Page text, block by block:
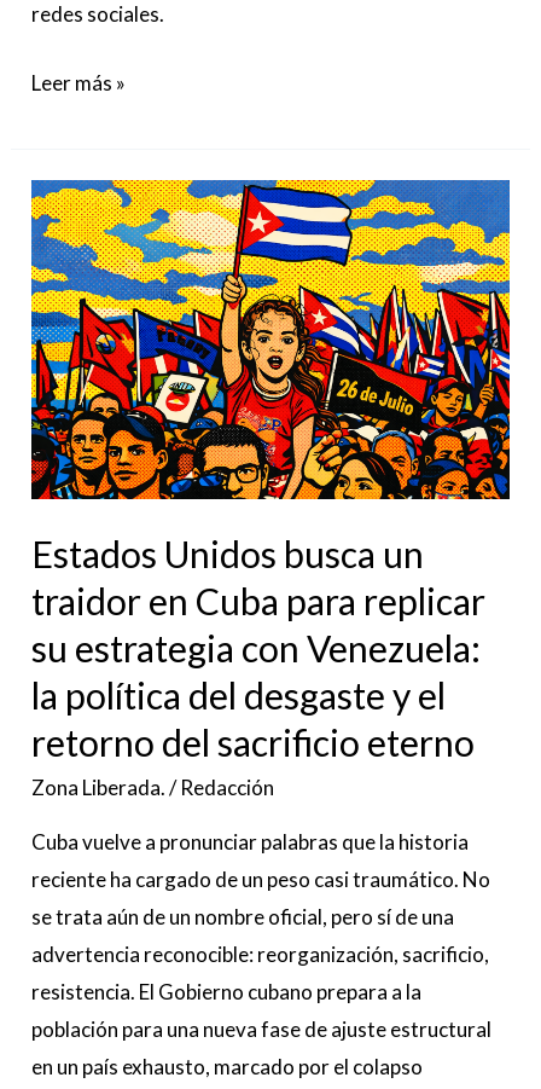
redes sociales.
Leer más »
Estados Unidos busca un
traidor en Cuba para replicar
su estrategia con Venezuela:
la política del desgaste y el
retorno del sacrificio eterno
Zona Liberada./Redacción
Cuba vuelve a pronunciar palabras que la historia
reciente ha cargado de un peso casi traumático. No
se trata aún de un nombre oficial, pero sí de una
advertencia reconocible: reorganización, sacrificio,
resistencia. El Gobierno cubano prepara a la
población para una nueva fase de ajuste estructural
en un país exhausto, marcado por el colapso
Estados
Unidos
busca
un
traidor
en
Cuba
para
replicar
su
estrategia
con
Venezuela:
la
política
del
desgaste
y
el
retorno
del
sacrificio
eterno